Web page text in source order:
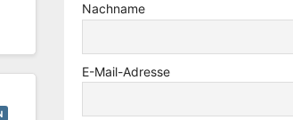
Nachname
E-Mail-Adresse